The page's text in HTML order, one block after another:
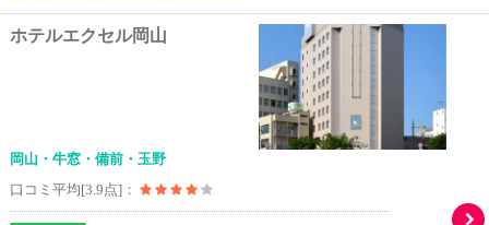
ホテルエクセル岡山
岡山・牛窓・備前・玉野
口コミ平均[3.9点]：